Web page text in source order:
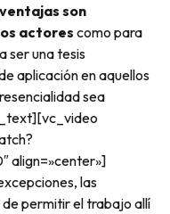
ventajas son
actores como para
ser una tesis
aplicación en aquellos
sea
align=»center»]
las
permitir el trabajo allí